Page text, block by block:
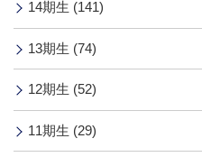
14期生 (141)
13期生 (74)
12期生 (52)
11期生 (29)